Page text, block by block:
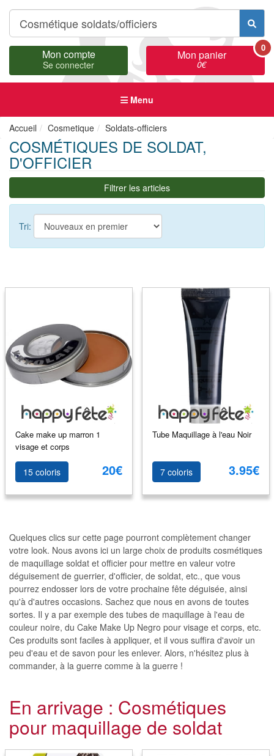
Mon compte
Se connecter
Mon panier
0€
0
Menu
Accueil Cosmetique Soldats-officiers
COSMÉTIQUES DE SOLDAT,
D'OFFICIER
Filtrer les articles
Tri:
Cake make up marron 1
visage et corps
15 coloris 20€
Tube Maquillage à l'eau Noir
7 coloris 3.95€
Quelques clics sur cette page pourront complètement changer
votre look. Nous avons ici un large choix de produits cosmétiques
de maquillage soldat et officier pour mettre en valeur votre
déguisement de guerrier, d'officier, de soldat, etc., que vous
pourrez endosser lors de votre prochaine fête déguisée, ainsi
qu'à d'autres occasions. Sachez que nous en avons de toutes
sortes. Il y a par exemple des tubes de maquillage à l'eau de
couleur noire, du Cake Make Up Negro pour visage et corps, etc.
Ces produits sont faciles à appliquer, et il vous suffira d'avoir un
peu d'eau et de savon pour les enlever. Alors, n'hésitez plus à
commander, à la guerre comme à la guerre !
En arrivage : Cosmétiques
pour maquillage de soldat